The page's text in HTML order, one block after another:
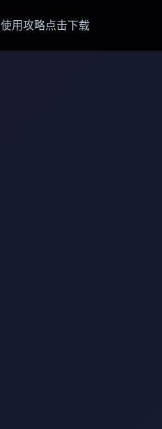
使用攻略点击下载